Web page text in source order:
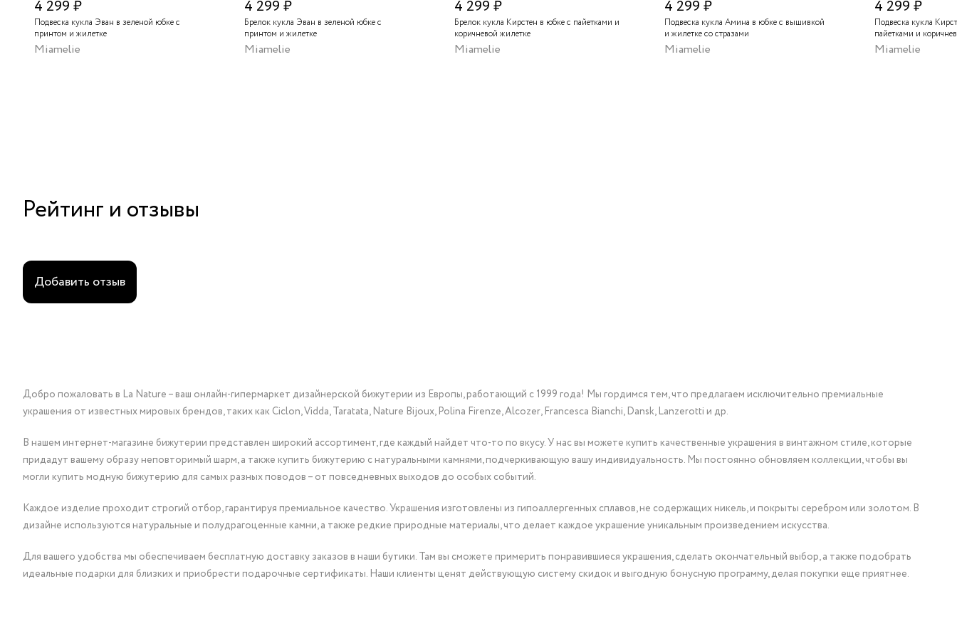
4 299 ₽
Подвеска кукла Эван в зеленой юбке с
принтом и жилетке
Miamelie
4 299 ₽
Брелок кукла Эван в зеленой юбке с
принтом и жилетке
Miamelie
4 299 ₽
Брелок кукла Кирстен в юбке с пайетками и
коричневой жилетке
Miamelie
4 299 ₽
Подвеска кукла Амина в юбке с вышивкой
и жилетке со стразами
Miamelie
4 299 ₽
Подвеска кукла
пайетками и
Miamelie
Рейтинг и отзывы
Добавить отзыв
Добро пожаловать в La Nature – ваш онлайн-гипермаркет дизайнерской бижутерии из Европы, работающий с 1999 года! Мы гордимся тем, что предлагаем исключительно премиальные
украшения от известных мировых брендов, таких как Ciclon, Vidda, Taratata, Nature Bijoux, Polina Firenze, Alcozer, Francesca Bianchi, Dansk, Lanzerotti и др.
В нашем интернет-магазине бижутерии представлен широкий ассортимент, где каждый найдет что-то по вкусу. У нас вы можете купить качественные украшения в винтажном стиле, которые
придадут вашему образу неповторимый шарм, а также купить бижутерию с натуральными камнями, подчеркивающую вашу индивидуальность. Мы постоянно обновляем коллекции, чтобы вы
могли купить модную бижутерию для самых разных поводов – от повседневных выходов до особых событий.
Каждое изделие проходит строгий отбор, гарантируя премиальное качество. Украшения изготовлены из гипоаллергенных сплавов, не содержащих никель, и покрыты серебром или золотом. В
дизайне используются натуральные и полудрагоценные камни, а также редкие природные материалы, что делает каждое украшение уникальным произведением искусства.
Для вашего удобства мы обеспечиваем бесплатную доставку заказов в наши бутики. Там вы сможете примерить понравившиеся украшения, сделать окончательный выбор, а также подобрать
идеальные подарки для близких и приобрести подарочные сертификаты. Наши клиенты ценят действующую систему скидок и выгодную бонусную программу, делая покупки еще приятнее.